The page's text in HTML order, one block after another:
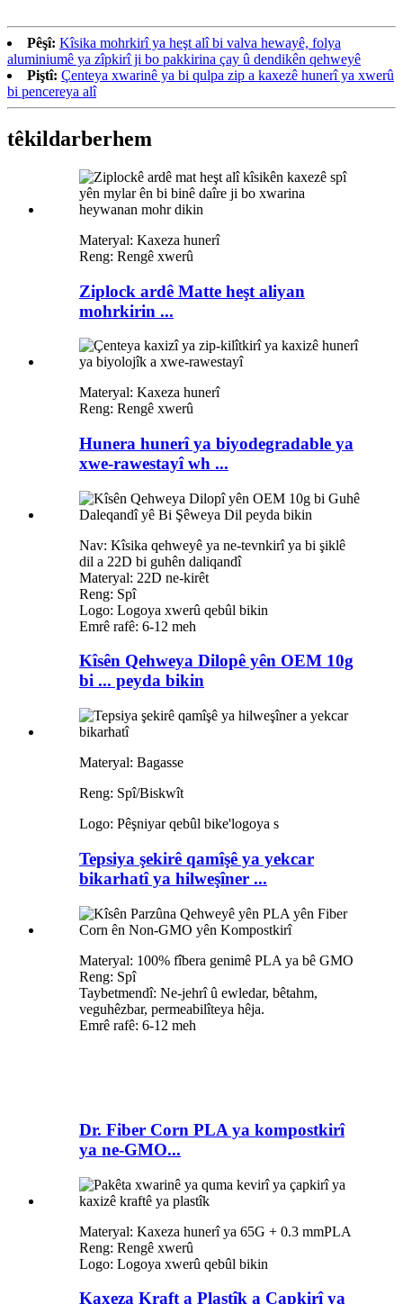
Pêşî: Kîsika mohrkirî ya heşt alî bi valva hewayê, folya
aluminiumê ya zîpkirî ji bo pakkirina çay û dendikên qehweyê
Piştî: Çenteya xwarinê ya bi qulpa zip a kaxezê hunerî ya xwerû
bi pencereya alî
têkildarberhem
Materyal: Kaxeza hunerî
Reng: Rengê xwerû
Ziplock ardê Matte heşt aliyan
mohrkirin ...
Materyal: Kaxeza hunerî
Reng: Rengê xwerû
Hunera hunerî ya biyodegradable ya
xwe-rawestayî wh ...
Nav: Kîsika qehweyê ya ne-tevnkirî ya bi şiklê
dil a 22D bi guhên daliqandî
Materyal: 22D ne-kirêt
Reng: Spî
Logo: Logoya xwerû qebûl bikin
Emrê rafê: 6-12 meh
Kîsên Qehweya Dilopê yên OEM 10g
bi ... peyda bikin
Materyal: Bagasse
Reng: Spî/Biskwît
Logo: Pêşniyar qebûl bike'logoya s
Tepsiya şekirê qamîşê ya yekcar
bikarhatî ya hilweşîner ...
Materyal: 100% fîbera genimê PLA ya bê GMO
Reng: Spî
Taybetmendî: Ne-jehrî û ewledar, bêtahm,
veguhêzbar, permeabilîteya hêja.
Emrê rafê: 6-12 meh
Dr. Fiber Corn PLA ya kompostkirî
ya ne-GMO...
Materyal: Kaxeza hunerî ya 65G + 0.3 mmPLA
Reng: Rengê xwerû
Logo: Logoya xwerû qebûl bikin
Kaxeza Kraft a Plastîk a Çapkirî ya